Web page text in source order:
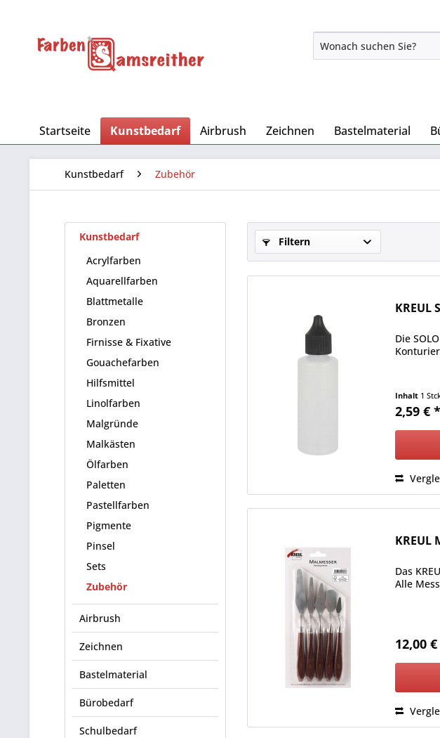
Startseite Kunstbedarf Airbrush Zeichnen Bastelmaterial
Kunstbedarf Zubehör
Kunstbedarf
Acrylfarben
Aquarellfarben
Blattmetalle
Bronzen
Firnisse & Fixative
Gouachefarben
Hilfsmittel
Linolfarben
Malgründe
Malkästen
Ölfarben
Paletten
Pastellfarben
Pigmente
Pinsel
Sets
Zubehör
Airbrush
Zeichnen
Bastelmaterial
Bürobedarf
Schulbedarf
Filtern
KREUL
Die
Inhalt 1
2,59 € *
KREUL
Das
Alle
12,00